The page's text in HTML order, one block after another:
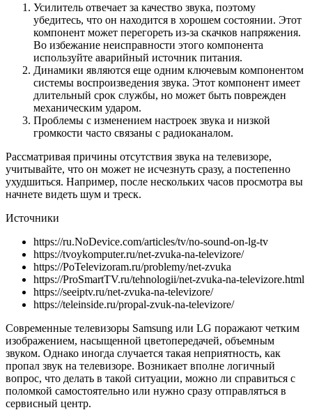
Усилитель отвечает за качество звука, поэтому
убедитесь, что он находится в хорошем состоянии. Этот
компонент может перегореть из-за скачков напряжения.
Во избежание неисправности этого компонента
используйте аварийный источник питания.
Динамики являются еще одним ключевым компонентом
системы воспроизведения звука. Этот компонент имеет
длительный срок службы, но может быть поврежден
механическим ударом.
Проблемы с изменением настроек звука и низкой
громкости часто связаны с радиоканалом.
Рассматривая причины отсутствия звука на телевизоре,
учитывайте, что он может не исчезнуть сразу, а постепенно
ухудшиться. Например, после нескольких часов просмотра вы
начнете видеть шум и треск.
Источники
https://ru.NoDevice.com/articles/tv/no-sound-on-lg-tv
https://tvoykomputer.ru/net-zvuka-na-televizore/
https://PoTelevizoram.ru/problemy/net-zvuka
https://ProSmartTV.ru/tehnologii/net-zvuka-na-televizore.html
https://seeiptv.ru/net-zvuka-na-televizore/
https://teleinside.ru/propal-zvuk-na-televizore/
Современные телевизоры Samsung или LG поражают четким
изображением, насыщенной цветопередачей, объемным
звуком. Однако иногда случается такая неприятность, как
пропал звук на телевизоре. Возникает вполне логичный
вопрос, что делать в такой ситуации, можно ли справиться с
поломкой самостоятельно или нужно сразу отправляться в
сервисный центр.